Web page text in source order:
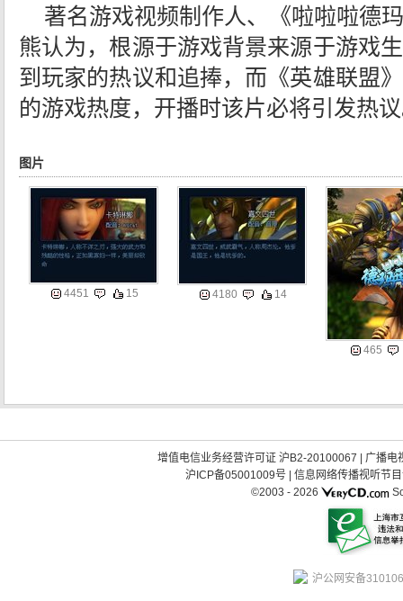
著名游戏视频制作人、《啦啦啦德
熊认为，根源于游戏背景来源于游戏
到玩家的热议和追捧，而《英雄联盟
的游戏热度，开播时该片必将引发热
图片
4451 15 4180 14
465
增值电信业务经营许可证 沪B2-20100067
广播电
沪ICP备05001009号| 信息网络传播视听节
©2003 - 2026
沪公网安备